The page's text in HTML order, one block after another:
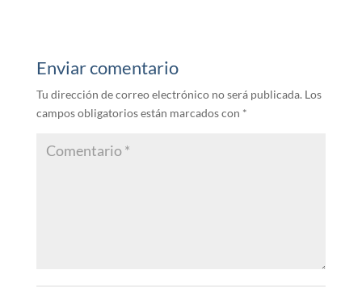
Enviar comentario
Tu dirección de correo electrónico no será publicada. Los
campos obligatorios están marcados con *